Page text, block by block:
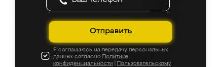
Отправить
Я соглашаюсь на передачу персональных
данных согласно Политике
конфиденциальности
Пользовательскому